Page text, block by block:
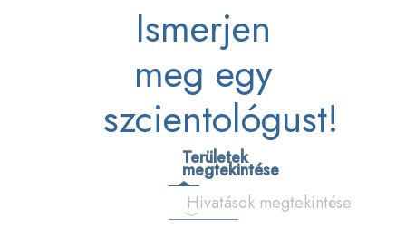
Ismerjen
meg egy
szcientológust!
Területek
megtekintése
Hivatások megtekintése